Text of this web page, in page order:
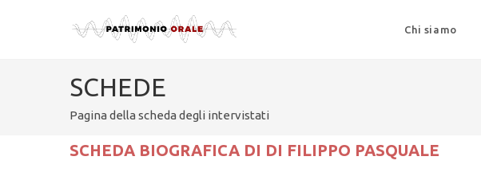
Chi siamo
SCHEDE
Pagina della scheda degli intervistati
SCHEDA BIOGRAFICA DI DI FILIPPO PASQUALE